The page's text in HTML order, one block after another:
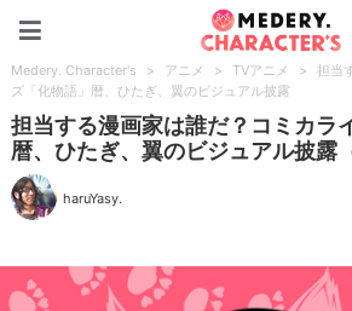
Medery. Character's > アニメ > TVアニメ >
担当
ズ「化物語」暦、ひたぎ、翼のビジュアル披露
担当する漫画家は誰だ？コミカラ
暦、ひたぎ、翼のビジュアル披露
haruYasy.